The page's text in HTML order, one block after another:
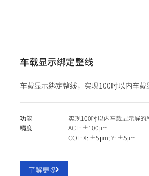
车载显示绑定整线
车载显示绑定整线，实现100吋以内车载
功能
实现100吋以内车载显示屏的
精度
ACF: ±100μm
COF: X: ±5μm; Y: ±5μm
了解更多